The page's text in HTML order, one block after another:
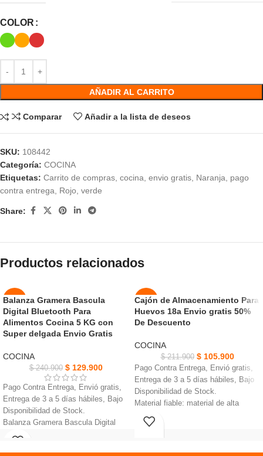
COLOR
AÑADIR AL CARRITO
Comparar Añadir a la lista de deseos
SKU: 108442
Categoría: COCINA
Etiquetas: Carrito de compras, cocina, envio gratis, Naranja, pago
contra entrega, Rojo, verde
Share:
Productos relacionados
-46%
AGOT
ADO
Balanza Gramera Bascula
Digital Bluetooth Para
Alimentos Cocina 5 KG con
Super delgada Envio Gratis
COCINA
$240.900 $129.900
Pago Contra Entrega, Envió gratis,
Entrega de 3 a 5 días hábiles, Bajo
Disponibilidad de Stock.
Balanza Gramera Bascula Digital
Bluetooth Prepara tus platos
-50%
NUEVO
Cajón de Almacenamiento Para
Huevos 18a Envio gratis 50%
De Descuento
COCINA
$211.900 $105.900
Pago Contra Entrega, Envió gratis,
Entrega de 3 a 5 días hábiles, Bajo
Disponibilidad de Stock.
Material fiable: material de alta
calidad de grado alimenticio.
Estructura compacta, apilable,